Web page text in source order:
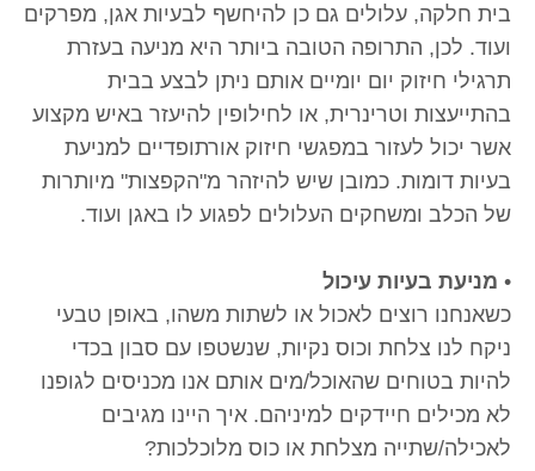
בית חלקה, עלולים גם כן להיחשף לבעיות אגן, מפרקים
ועוד. לכן, התרופה הטובה ביותר היא מניעה בעזרת
תרגילי חיזוק יום יומיים אותם ניתן לבצע בבית
בהתייעצות וטרינרית, או לחילופין להיעזר באיש מקצוע
אשר יכול לעזור במפגשי חיזוק אורתופדיים למניעת
בעיות דומות. כמובן שיש להיזהר מ"הקפצות" מיותרות
של הכלב ומשחקים העלולים לפגוע לו באגן ועוד.
• מניעת בעיות עיכול
כשאנחנו רוצים לאכול או לשתות משהו, באופן טבעי
ניקח לנו צלחת וכוס נקיות, שנשטפו עם סבון בכדי
להיות בטוחים שהאוכל/מים אותם אנו מכניסים לגופנו
לא מכילים חיידקים למיניהם. איך היינו מגיבים
לאכילה/שתייה מצלחת או כוס מלוכלכות?